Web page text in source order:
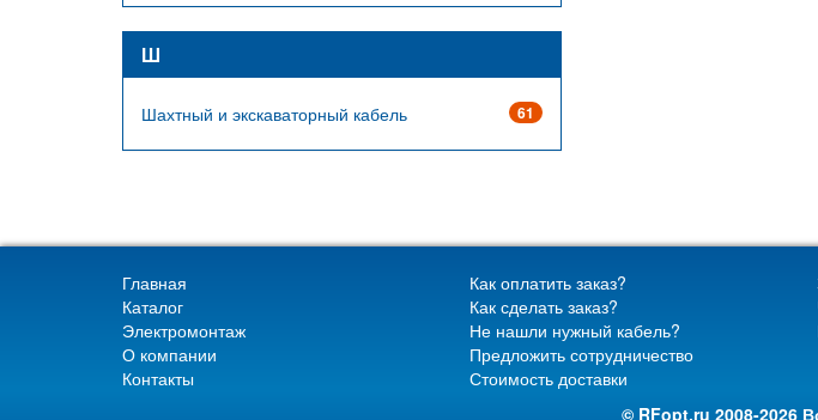
Ш
61
Шахтный и экскаваторный кабель
Главная
Каталог
Электромонтаж
О компании
Контакты
Как оплатить заказ?
Как сделать заказ?
Не нашли нужный кабель?
Предложить сотрудничество
Стоимость доставки
© RFopt.ru 2008-2026